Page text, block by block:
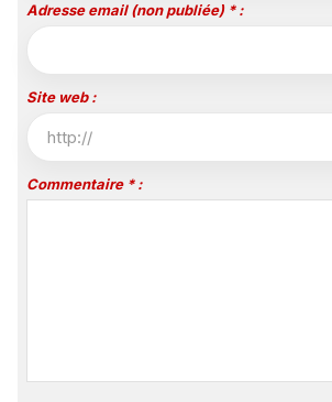
Adresse email (non publiée) * :
Site web :
Commentaire * :